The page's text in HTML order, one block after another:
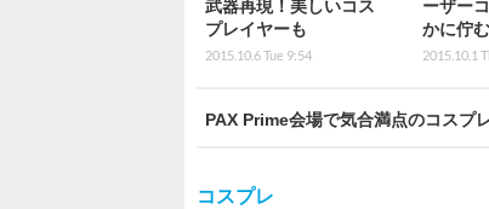
武器再現！美しいコス
プレイヤーも
2015.10.6 Tue 9:54
ーザー
かに佇
2015.10.1
PAX Prime会場で気合満点のコスプ
コスプレ